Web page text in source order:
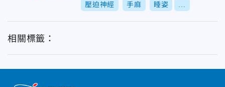
壓迫神經 手麻 睡姿
相關標籤：